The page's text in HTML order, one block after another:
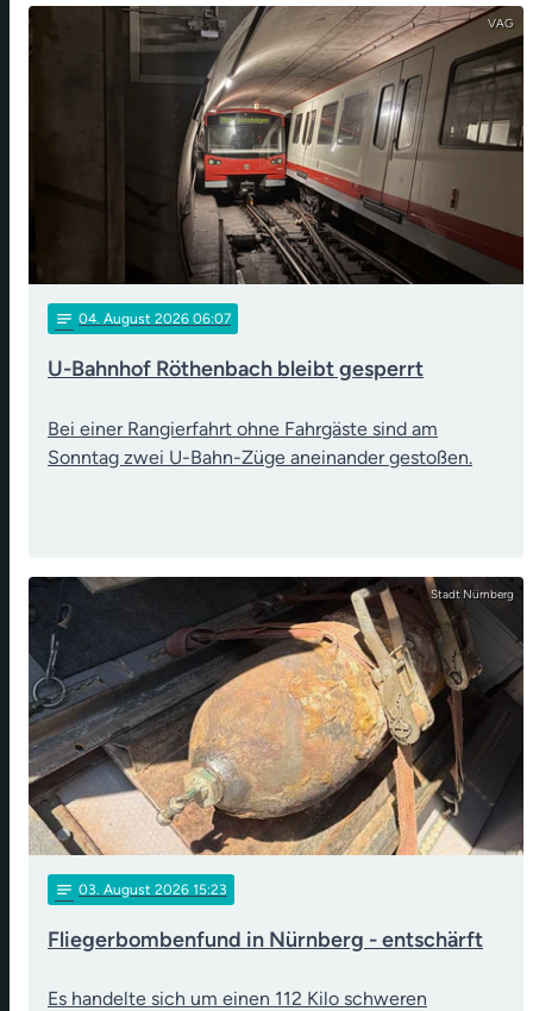
VAG
notes 04. August 2026 06:07
U-Bahnhof Röthenbach bleibt gesperrt
Bei einer Rangierfahrt ohne Fahrgäste sind am
Sonntag zwei U-Bahn-Züge aneinander gestoßen.
Stadt Nürnberg
notes 03 . August 2026 15:23
Fliegerbombenfund in Nürnberg - entschärft
Es handelte sich um einen 112 Kilo schweren